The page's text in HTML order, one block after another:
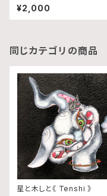
¥2,000
同じカテゴリの商品
星と木しと《 Tenshi 》